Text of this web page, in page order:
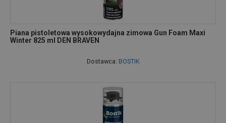
Piana pistoletowa wysokowydajna zimowa Gun Foam Maxi
Winter 825 ml DEN BRAVEN
Dostawca: BOSTIK